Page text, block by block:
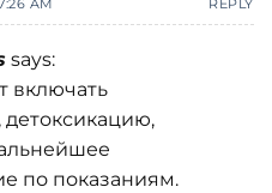
AM REPLY
says:
включать
детоксикацию,
по показаниям.